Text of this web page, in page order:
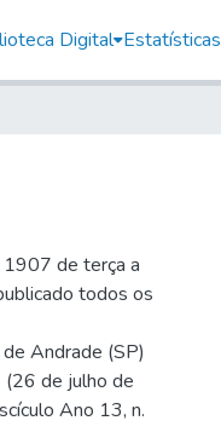
Digital Estatísticas
de terça a
todos os
Andrade (SP)
(26 de julho de
Ano 13, n.